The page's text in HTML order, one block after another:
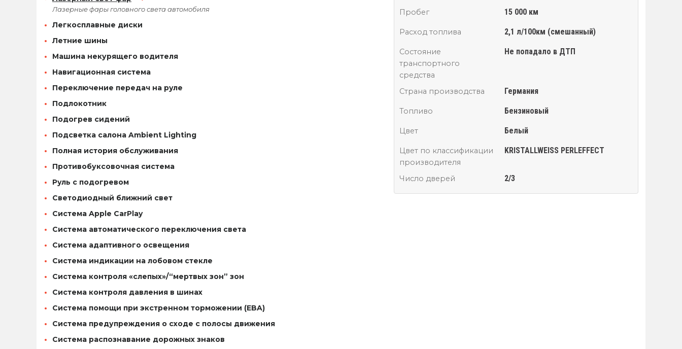
Пробег 15 000 км
Расход топлива 2,1 л/100км (смешанный)
Состояние
транспортного
средства
Не попадало в ДТП
Страна производства Германия
Топливо Бензиновый
Цвет Белый
Цвет по классификации
производителя
KRISTALLWEISS PERLEFFECT
Число дверей 2/3
Лазерные фары головного света автомобиля
Легкосплавные диски
Летние шины
Машина некурящего водителя
Навигационная система
Переключение передач на руле
Подлокотник
Подогрев сидений
Подсветка салона Ambient Lighting
Полная история обслуживания
Противобуксовочная система
Руль с подогревом
Светодиодный ближний свет
Система Apple CarPlay
Система автоматического переключения света
Система адаптивного освещения
Система индикации на лобовом стекле
Система контроля «слепых»/“мертвых зон” зон
Система контроля давления в шинах
Система помощи при экстренном торможении (EBA)
Система предупреждения о сходе с полосы движения
Система распознавание дорожных знаков